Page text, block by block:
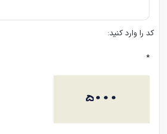
کد را وارد کنید:
*